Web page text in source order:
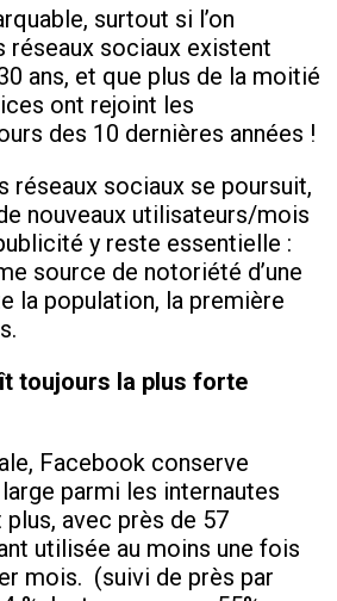
surtout si l’on
réseaux sociaux existent
ans, et que plus de la moitié
ont rejoint les
des 10 dernières années !
réseaux sociaux se poursuit,
nouveaux utilisateurs/mois
y reste essentielle :
source de notoriété d’une
la population, la première
toujours la plus forte
Facebook conserve
large parmi les internautes
plus, avec près de 57
utilisée au moins une fois
mois. (suivi de près par